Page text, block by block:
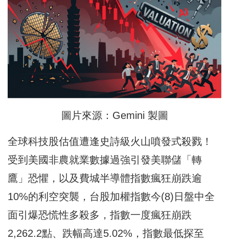
圖片來源：Gemini 製圖
全球科技股估值遭逢史詩級火山噴發式殺戮！
受到美國非農就業數據過強引發美聯儲「轉
鷹」恐懼，以及費城半導體指數瘋狂崩跌逾
10%的利空突襲，台股加權指數今(8)日盤中全
面引爆恐慌性多殺多，指數一度瘋狂崩跌
2,262.2點、跌幅高達5.02%，指數最低探至